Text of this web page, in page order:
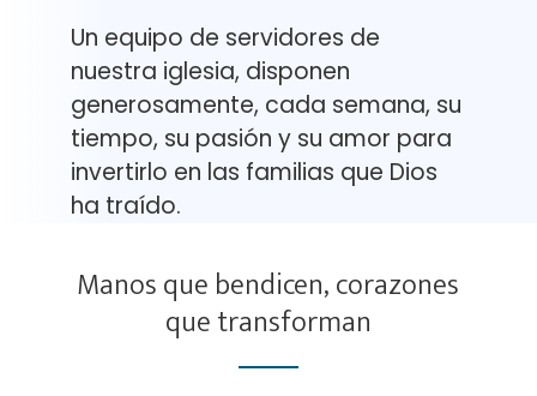
Un equipo de servidores de
nuestra iglesia, disponen
generosamente, cada semana, su
tiempo, su pasión y su amor para
invertirlo en las familias que Dios
ha traído.
Manos que bendicen, corazones
que transforman